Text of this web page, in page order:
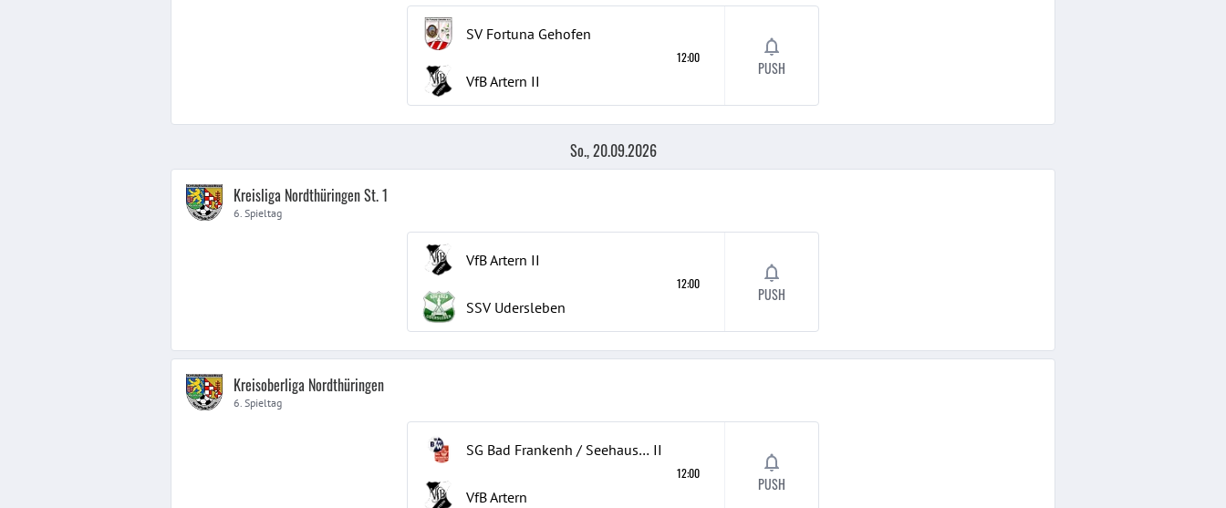
SV Fortuna Gehofen
VfB Artern II
12:00
PUSH
So., 20.09.2026
Kreisliga Nordthüringen St. 1
6. Spieltag
VfB Artern II
SSV Udersleben
12:00
PUSH
Kreisoberliga Nordthüringen
6. Spieltag
SG Bad Frankenh / Seehausen Ky II
VfB Artern
12:00
PUSH